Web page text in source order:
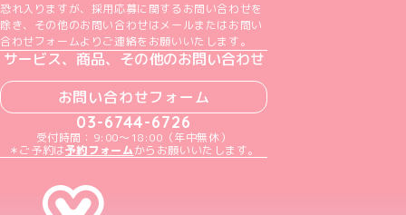
恐れ入りますが、採用応募に関するお問い合わせを
除き、その他のお問い合わせはメールまたはお問い
合わせフォームよりご連絡をお願いいたします。
サービス、商品、その他のお問い合わせ
お問い合わせフォーム
03-6744-6726
受付時間：9:00～18:00（年中無休）
＊ご予約は予約フォームからお願いいたします。